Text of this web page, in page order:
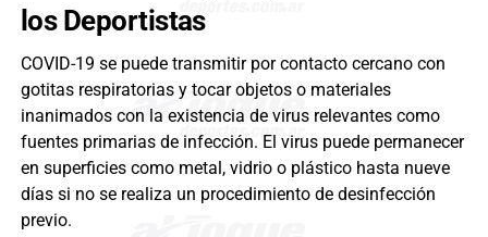
los Deportistas
COVID-19 se puede transmitir por contacto cercano con
gotitas respiratorias y tocar objetos o materiales
inanimados con la existencia de virus relevantes como
fuentes primarias de infección. El virus puede permanecer
en superficies como metal, vidrio o plástico hasta nueve
días si no se realiza un procedimiento de desinfección
previo.